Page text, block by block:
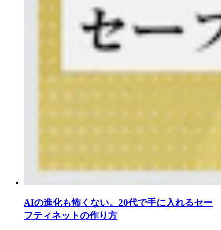
AIの進化も怖くない。20代で手に入れるセー
フティネットの作り方